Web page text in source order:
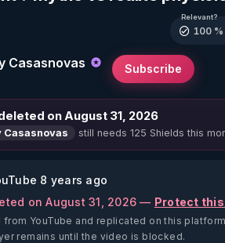
Casasnovas Subscribe
Relevant?
100 %
on August 31, 2026
Casasnovas still needs 125 Shields this
8 years ago
on August 31, 2026 — Protect this
YouTube and replicated on this
remains until the video is blocked.